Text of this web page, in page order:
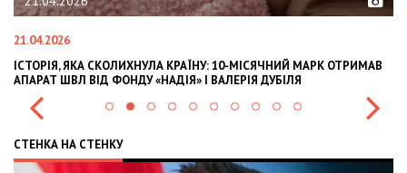
21.04.2026
ІСТОРІЯ, ЯКА СКОЛИХНУЛА КРАЇНУ: 10-МІСЯЧНИЙ МАРК ОТРИМАВ
АПАРАТ ШВЛ ВІД ФОНДУ «НАДІЯ» І ВАЛЕРІЯ ДУБІЛЯ
СТЕНКА НА СТЕНКУ